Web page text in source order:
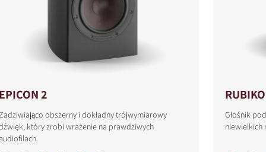
EPICON 2
obszerny i dokładny trójwymiarowy
który zrobi wrażenie na prawdziwych
Głośnik
niewielkich